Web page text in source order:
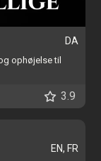
DA
ophøjelse til
3.9
EN, FR